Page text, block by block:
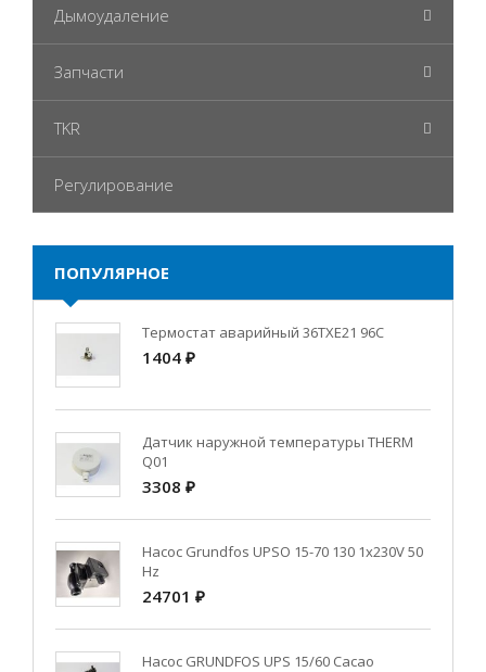
Дымоудаление
Запчасти
TKR
Регулирование
ПОПУЛЯРНОЕ
Термостат аварийный 36TXE21 96C
1404 ₽
Датчик наружной температуры THERM
Q01
3308 ₽
Насос Grundfos UPSO 15-70 130 1x230V 50
Hz
24701 ₽
Насос GRUNDFOS UPS 15/60 Cacao